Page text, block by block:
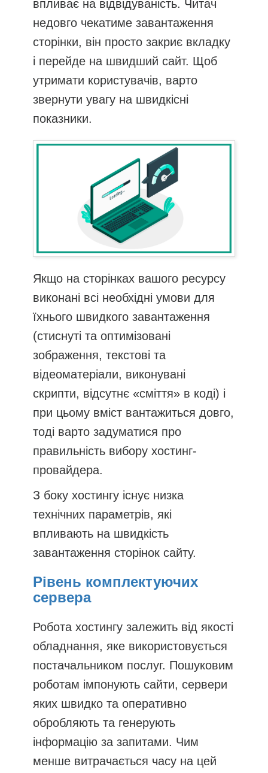
впливає на відвідуваність. Читач
недовго чекатиме завантаження
сторінки, він просто закриє вкладку
і перейде на швидший сайт. Щоб
утримати користувачів, варто
звернути увагу на швидкісні
показники.
Якщо на сторінках вашого ресурсу
виконані всі необхідні умови для
їхнього швидкого завантаження
(стиснуті та оптимізовані
зображення, текстові та
відеоматеріали, виконувані
скрипти, відсутнє «сміття» в коді) і
при цьому вміст вантажиться довго,
тоді варто задуматися про
правильність вибору хостинг-
провайдера.
З боку хостингу існує низка
технічних параметрів, які
впливають на швидкість
завантаження сторінок сайту.
Рівень комплектуючих
сервера
Робота хостингу залежить від якості
обладнання, яке використовується
постачальником послуг. Пошуковим
роботам імпонують сайти, сервери
яких швидко та оперативно
обробляють та генерують
інформацію за запитами. Чим
менше витрачається часу на цей